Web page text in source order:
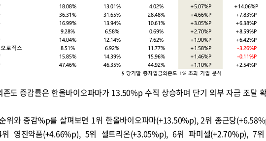
존도 증감률은 한올바이오파마가 13.50%p 수직 상승하며 단기 외부 자금 조달
위와 증감%p를 살펴보면 1위 한올바이오파마(+13.50%p), 2위 종근당
영진약품(+4.66%p), 5위 셀트리온(+3.05%p), 6위 파미셀(+2.70%p), 7